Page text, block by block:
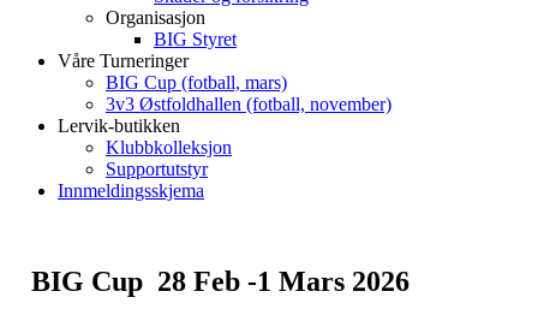
Organisasjon
BIG Styret
Våre Turneringer
BIG Cup (fotball, mars)
3v3 Østfoldhallen (fotball, november)
Lervik-butikken
Klubbkolleksjon
Supportutstyr
Innmeldingsskjema
BIG Cup 28 Feb -1 Mars 2026